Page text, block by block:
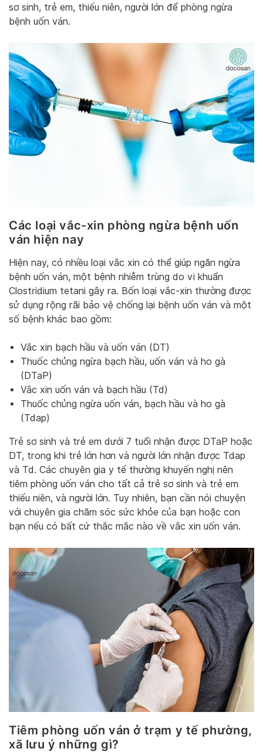
sơ sinh, trẻ em, thiếu niên, người lớn để phòng ngừa
bệnh uốn ván.
Các loại vắc-xin phòng ngừa bệnh uốn
ván hiện nay
Hiện nay, có nhiều loại vắc xin có thể giúp ngăn ngừa
bệnh uốn ván, một bệnh nhiễm trùng do vi khuẩn
Clostridium tetani gây ra. Bốn loại vắc-xin thường được
sử dụng rộng rãi bảo vệ chống lại bệnh uốn ván và một
số bệnh khác bao gồm:
Vắc xin bạch hầu và uốn ván (DT)
Thuốc chủng ngừa bạch hầu, uốn ván và ho gà
(DTaP)
Vắc xin uốn ván và bạch hầu (Td)
Thuốc chủng ngừa uốn ván, bạch hầu và ho gà
(Tdap)
Trẻ sơ sinh và trẻ em dưới 7 tuổi nhận được DTaP hoặc
DT, trong khi trẻ lớn hơn và người lớn nhận được Tdap
và Td. Các chuyên gia y tế thường khuyến nghị nên
tiêm phòng uốn ván cho tất cả trẻ sơ sinh và trẻ em
thiếu niên, và người lớn. Tuy nhiên, bạn cần nói chuyện
với chuyên gia chăm sóc sức khỏe của bạn hoặc con
bạn nếu có bất cứ thắc mắc nào về vắc xin uốn ván.
Tiêm phòng uốn ván ở trạm y tế phường,
xã lưu ý những gì?